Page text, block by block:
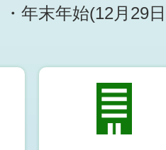
・年末年始(12月29